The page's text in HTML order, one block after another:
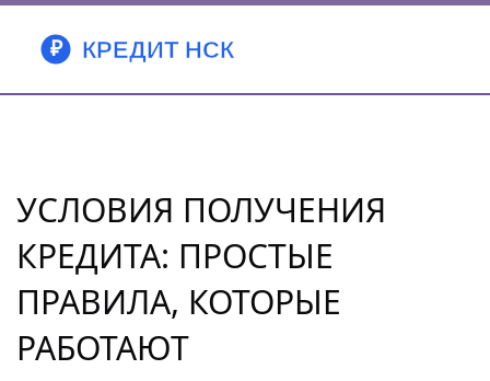
УСЛОВИЯ ПОЛУЧЕНИЯ
КРЕДИТА: ПРОСТЫЕ
ПРАВИЛА, КОТОРЫЕ
РАБОТАЮТ